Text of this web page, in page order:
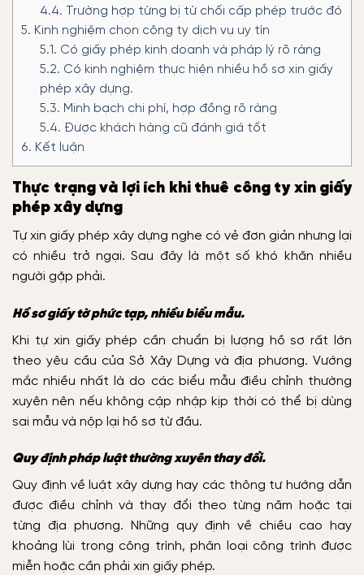
4.4. Trường hợp từng bị từ chối cấp phép trước đó
5. Kinh nghiệm chọn công ty dịch vụ uy tín
5.1. Có giấy phép kinh doanh và pháp lý rõ ràng
5.2. Có kinh nghiệm thực hiện nhiều hồ sơ xin giấy
phép xây dựng.
5.3. Minh bạch chi phí, hợp đồng rõ ràng
5.4. Được khách hàng cũ đánh giá tốt
6. Kết luận
Thực trạng và lợi ích khi thuê công ty xin giấy
phép xây dựng
Tự xin giấy phép xây dựng nghe có vẻ đơn giản nhưng lại
có nhiều trở ngại. Sau đây là một số khó khăn nhiều
người gặp phải.
Hồ sơ giấy tờ phức tạp, nhiều biểu mẫu.
Khi tự xin giấy phép cần chuẩn bị lượng hồ sơ rất lớn
theo yêu cầu của Sở Xây Dựng và địa phương. Vướng
mắc nhiều nhất là do các biểu mẫu điều chỉnh thường
xuyên nên nếu không cập nhập kịp thời có thể bị dùng
sai mẫu và nộp lại hồ sơ từ đầu.
Quy định pháp luật thường xuyên thay đổi.
Quy định về luật xây dựng hay các thông tư hướng dẫn
được điều chỉnh và thay đổi theo từng năm hoặc tại
từng địa phương. Những quy định về chiều cao hay
khoảng lùi trong công trình, phân loại công trình được
miễn hoặc cần phải xin giấy phép.